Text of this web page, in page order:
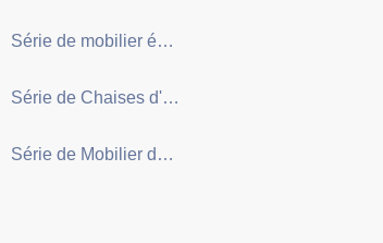
Série de mobilier éducatif
Série de Chaises d'Auditorium
Série de Mobilier de Laboratoire